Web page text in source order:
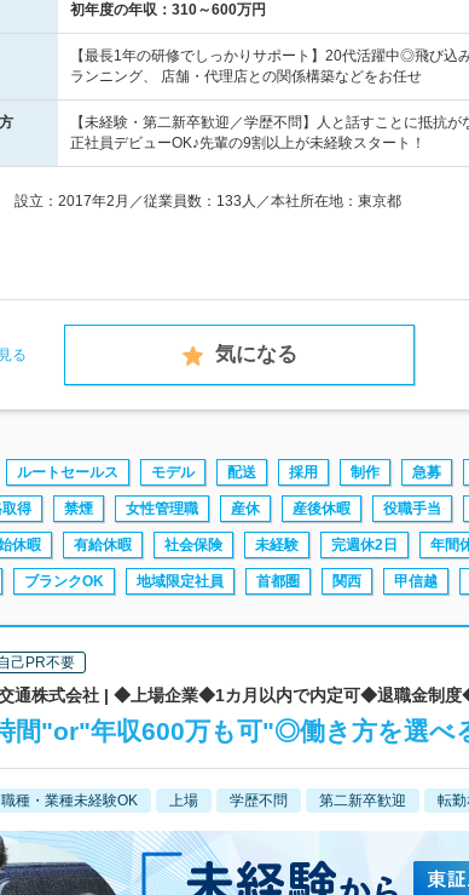
初年度の年収： 310～600万円
【最長1年の研修でしっかりサポート】20代活躍中◎飛び
ランニング、 店舗・代理店との関係構築などをお任せ
【未経験・第二新卒歓迎／学歴不問】人と話すことに抵抗
正社員デビューOK♪先輩の9割以上が未経験スタート！
設立：2017年2月／従業員数：133人／本社所在地：東京都
る 気になる
ルートセールス モデル 配送 採用 制作 急募
得 禁煙 女性管理職 産休 産後休暇 役職手当
休暇 有給休暇 社会保険 未経験 完週休2日 年間
ブランクOK 地域限定社員 首都圏 関西 甲信越
己PR不要
通株式会社 | ◆上場企業◆1カ月以内で内定可◆退職金制
間"or"年収600万も可"◎働き方を選べ
職種・業種未経験OK 上場 学歴不問 第二新卒歓迎 転勤